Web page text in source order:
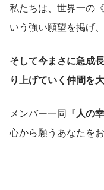
私たちは、世界一の
いう強い願望を掲げ
そして今まさに急成
り上げていく仲間を
メンバー一同『人の
心から願うあなたを